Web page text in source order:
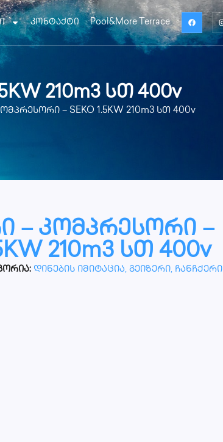
კონტაქტი Pool&More Terrace
210m3 სთ 400v
– SEKO 1.5KW 210m3 სთ 400v
– კომპრესორი –
210m3 სთ 400v
დინების იმიტაცია, გეიზერი, ჩანჩქერი